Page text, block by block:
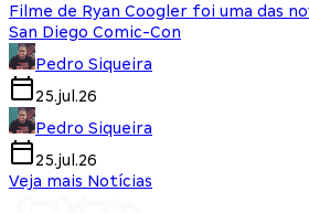
Filme de Ryan Coogler foi uma das
San Diego Comic-Con
Pedro Siqueira
25.jul.26
Pedro Siqueira
25.jul.26
Veja mais Notícias